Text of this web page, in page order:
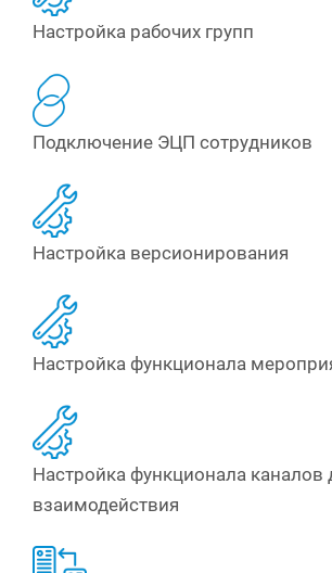
Настройка рабочих групп
Подключение ЭЦП сотрудников
Настройка версионирования
Настройка функционала
Настройка функционала каналов
взаимодействия